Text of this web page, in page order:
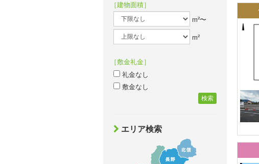
［建物面積］
m²〜
m²
［敷金礼金］
礼金なし
敷金なし
検索
エリア検索